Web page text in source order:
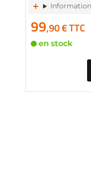
99,90 € TTC
en stock